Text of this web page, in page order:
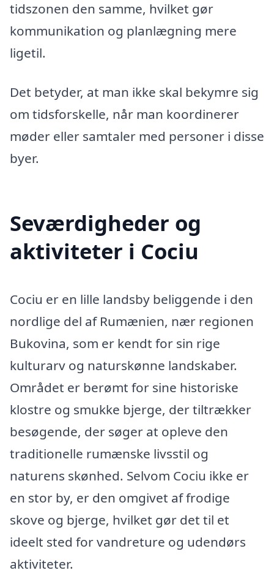
tidszonen den samme, hvilket gør
kommunikation og planlægning mere
ligetil.
Det betyder, at man ikke skal bekymre sig
om tidsforskelle, når man koordinerer
møder eller samtaler med personer i disse
byer.
Seværdigheder og
aktiviteter i Cociu
Cociu er en lille landsby beliggende i den
nordlige del af Rumænien, nær regionen
Bukovina, som er kendt for sin rige
kulturarv og naturskønne landskaber.
Området er berømt for sine historiske
klostre og smukke bjerge, der tiltrækker
besøgende, der søger at opleve den
traditionelle rumænske livsstil og
naturens skønhed. Selvom Cociu ikke er
en stor by, er den omgivet af frodige
skove og bjerge, hvilket gør det til et
ideelt sted for vandreture og udendørs
aktiviteter.